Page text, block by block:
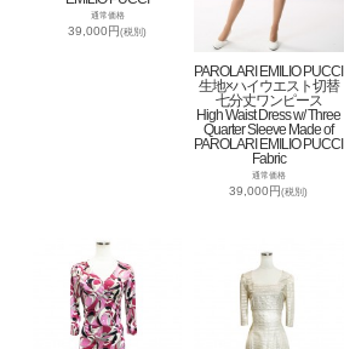
通常価格
39,000円(税別)
PAROLARI EMILIO PUCCI
生地×ハイウエスト切替
七分丈ワンピース
High Waist Dress w/ Three
Quarter Sleeve Made of
PAROLARI EMILIO PUCCI
Fabric
通常価格
39,000円(税別)